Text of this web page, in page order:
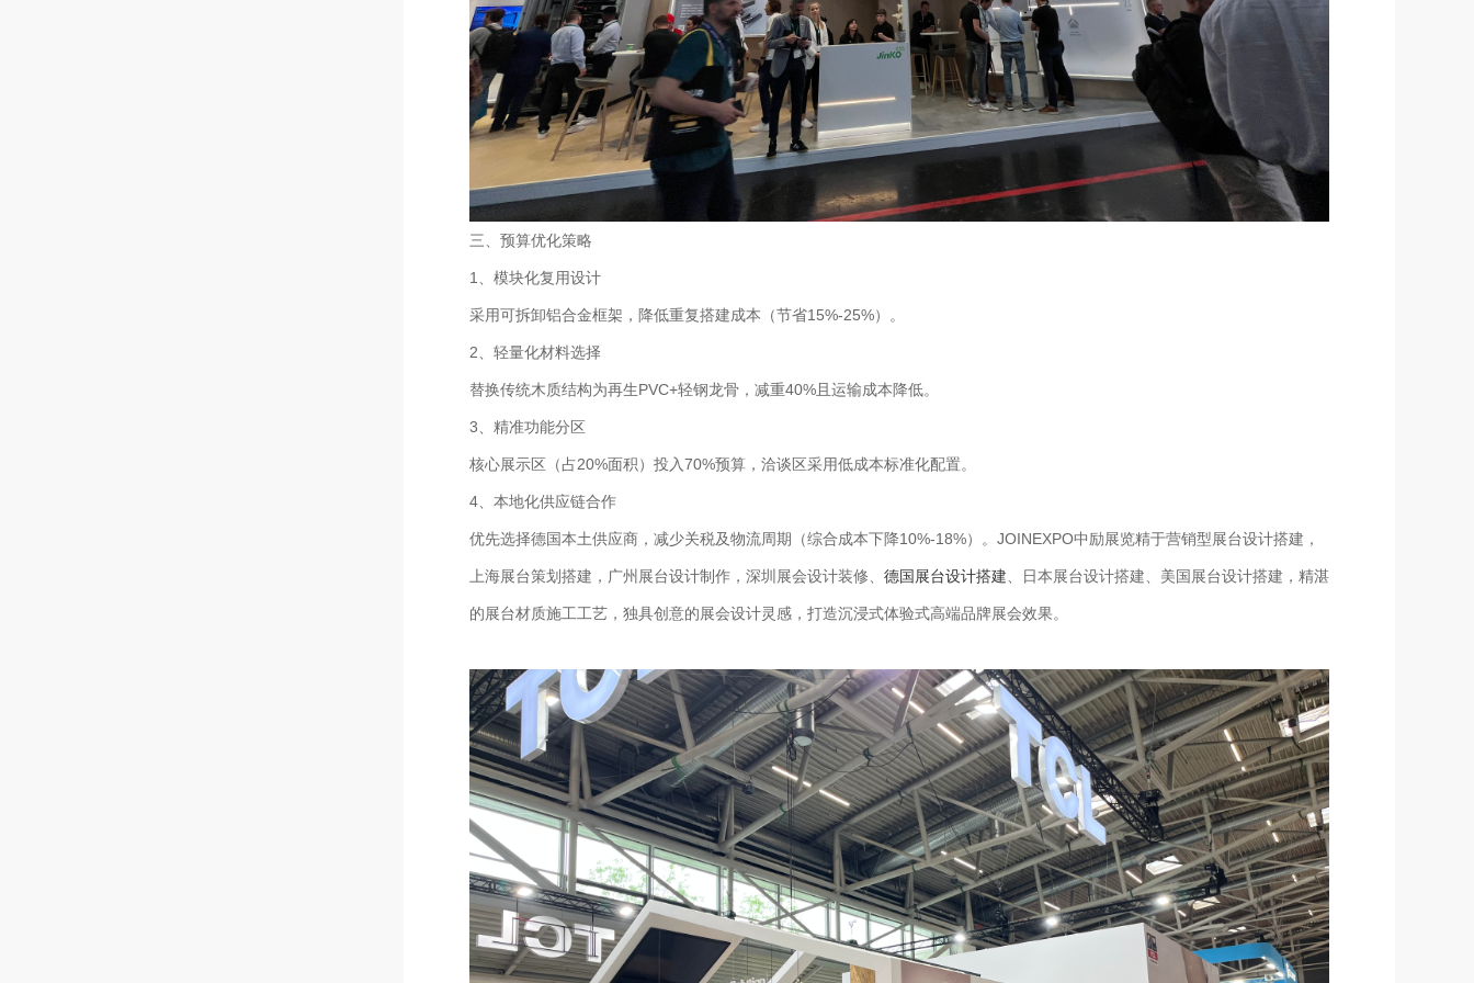
三、预算优化策略
‌1、模块化复用设计‌
采用可拆卸铝合金框架，降低重复搭建成本（节省15%-25%）‌。
‌2、轻量化材料选择‌
替换传统木质结构为再生PVC+轻钢龙骨，减重40%且运输成本降低‌。
‌3、精准功能分区‌
核心展示区（占20%面积）投入70%预算，洽谈区采用低成本标准化配置‌。
‌4、本地化供应链合作‌
优先选择德国本土供应商，减少关税及物流周期（综合成本下降10%-18%）‌。JOINEXPO中励展览精于营销型展台设计搭建，
上海展台策划搭建，广州展台设计制作，深圳展会设计装修、 德国展台设计搭建 、日本展台设计搭建、美国展台设计搭建，精湛
的展台材质施工工艺，独具创意的展会设计灵感，打造沉浸式体验式高端品牌展会效果。